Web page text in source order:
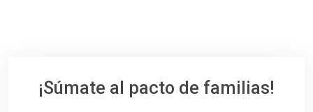
¡Súmate al pacto de familias!